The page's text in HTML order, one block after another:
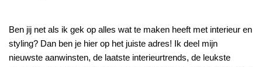
Ben jij net als ik gek op alles wat te maken heeft met interieur en
styling? Dan ben je hier op het juiste adres! Ik deel mijn
nieuwste aanwinsten, de laatste interieurtrends, de leukste